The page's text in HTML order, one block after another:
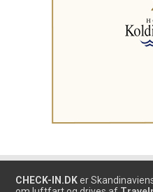
CHECK-IN.DK er